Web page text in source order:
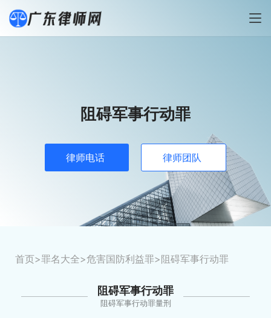
阻碍军事行动罪
律师电话 律师团队
首页>罪名大全>危害国防利益罪>阻碍军事行动罪
阻碍军事行动罪
阻碍军事行动罪量刑